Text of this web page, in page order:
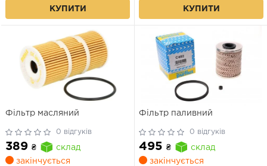
КУПИТИ КУПИТИ
Фільтр масляний
0 відгуків
389 ₴
склад
закінчується
Фільтр паливний
0 відгуків
495 ₴
склад
закінчується